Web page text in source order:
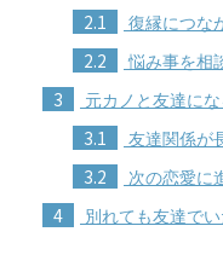
2.1 復縁につな
2.2 悩み事を相
3 元カノと友達に
3.1 友達関係が
3.2 次の恋愛に
4 別れても友達で